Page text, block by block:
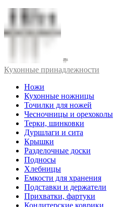
Кухонные принадлежности
Ножи
Кухонные ножницы
Точилки для ножей
Чесночницы и орехоколы
Терки, шинковки
Дуршлаги и сита
Крышки
Разделочные доски
Подносы
Хлебницы
Емкости для хранения
Подставки и держатели
Прихватки, фартуки
Кондитерские коврики